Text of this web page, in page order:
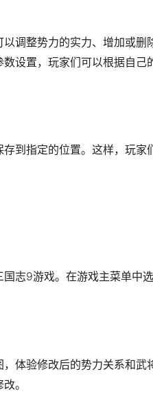
调整势力的实力、增加或删
设置，玩家们可以根据自己
到指定的位置。这样，玩家
志9游戏。在游戏主菜单中
体验修改后的势力关系和武
。